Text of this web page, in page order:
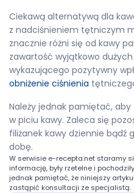
Ciekawą alternatywą dla
z nadciśnieniem tętniczym
znacznie różni się od kawy
zawartość wyjątkowo
wykazującego pozytywny
obniżenie ciśnienia
Należy jednak pamiętać,
w piciu kawy. Zaleca się
filiżanek kawy dziennie
dobę.
W serwisie e-recepta.net staramy
informację, były rzetelne i
jednak pamiętać, że niniejszy
zastąpić konsultacji ze specjalistą.